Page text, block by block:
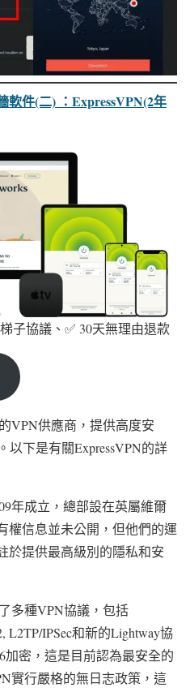
軟件(二) ：ExpressVPN(2年
子協議、✅ 30天無理由退款
VPN供應商，提供高度安
下是有關ExpressVPN的詳
年成立，總部設在英屬維爾
權信息並未公開，但他們的運
於提供最高級別的隱私和安
多種VPN協議，包括
L2TP/IPSec和新的Lightway協
加密，這是目前認為最安全的
實行嚴格的無日志政策，這